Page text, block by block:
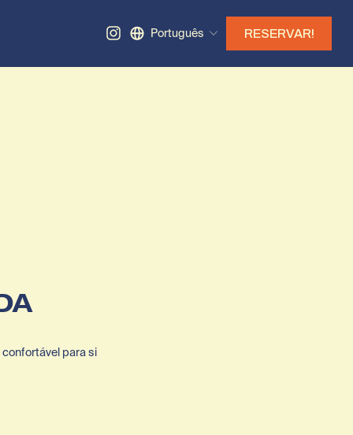
Português RESERVAR!
para si